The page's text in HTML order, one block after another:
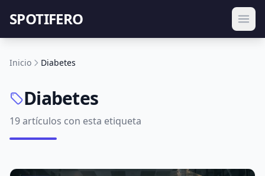
SPOTIFERO
Inicio Diabetes
Diabetes
19 artículos con esta etiqueta